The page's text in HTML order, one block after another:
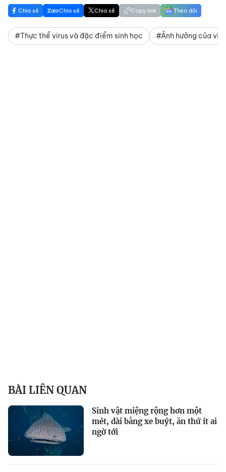
Chia sẻ Chia sẻ Chia sẻ Copy link Theo dõi
#Thực thể virus và đặc điểm sinh học #Ảnh hưởng của
BÀI LIÊN QUAN
Sinh vật miệng rộng hơn một
mét, dài bằng xe buýt, ăn thứ ít ai
ngờ tới